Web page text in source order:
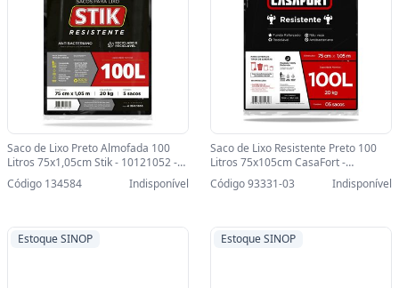
Saco de Lixo Preto Almofada 100
Litros 75x1,05cm Stik - 10121052 -
Pacote com 5 Unidades - 10121052
Código 134584 Indisponível
Saco de Lixo Resistente Preto 100
Litros 75x105cm CasaFort -
10120923 - Pacote com 5 Unidades-
SINOP-03 - 10120923
Código 93331-03 Indisponível
Estoque SINOP Estoque SINOP